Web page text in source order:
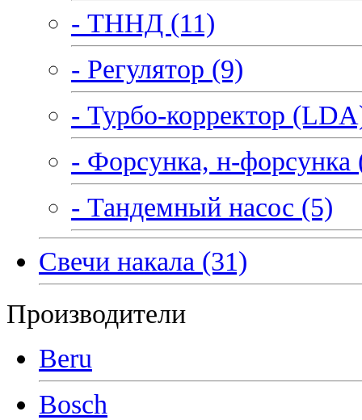
- ТННД (11)
- Регулятор (9)
- Турбо-корректор
- Форсунка, н-форсунка
- Тандемный насос (5)
Свечи накала (31)
Производители
Beru
Bosch